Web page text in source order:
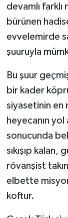
devamlı
bürünen
evvelemirde
şuuruyla
Bu şuur
bir kader
siyasetinin en
heyecanın yol
sonucunda
sıkışıp kalan,
rövanşist
elbette
koftur.